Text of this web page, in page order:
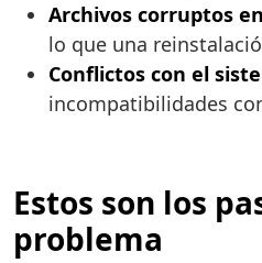
Archivos corruptos
lo que una
Conflictos con el
incompatibilidades
Estos son los
problema